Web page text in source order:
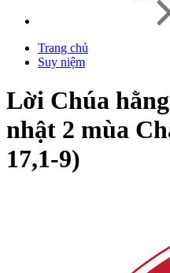
Trang chủ
Suy niệm
Lời Chúa
nhật 2 mùa
17,1-9)